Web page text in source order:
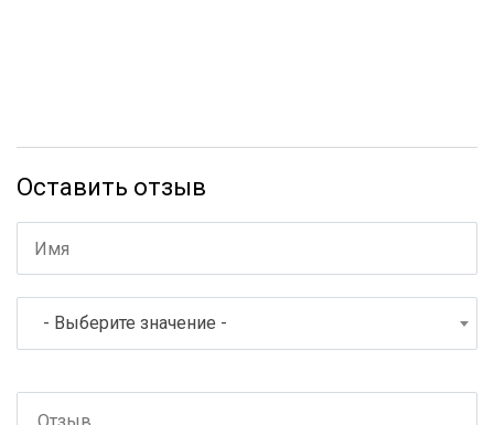
Оставить отзыв
- Выберите значение -